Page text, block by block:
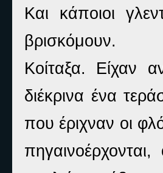
Και κάποιοι
βρισκόμουν.
Κοίταξα. Είχαν
διέκρινα ένα
που έριχναν οι